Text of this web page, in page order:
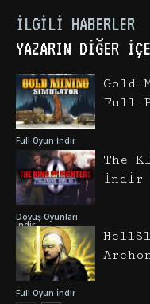
İLGILI HABERLER
YAZARIN DIĞER
Full Oyun İndir
Gold
Full
Dövüş Oyunları
İndir
The
İndir
Full Oyun İndir